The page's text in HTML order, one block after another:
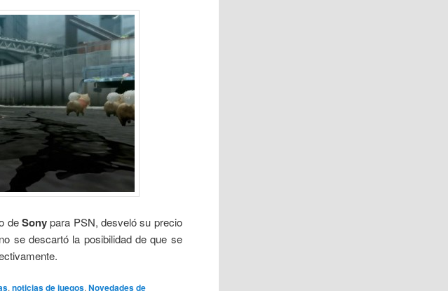
deSonypara PSN, desveló su precio
se descartó la posibilidad de que se
,noticias de juegos,Novedades de